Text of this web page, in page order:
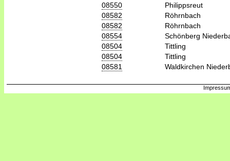
08550
Philippsreut
08582
Röhrnbach
08582
Röhrnbach
08554
Schönberg
08504
Tittling
08504
Tittling
08581
Waldkirchen